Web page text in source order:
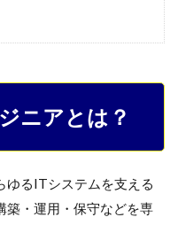
ニアとは？
ゆるITシステムを支える
築・運用・保守などを専